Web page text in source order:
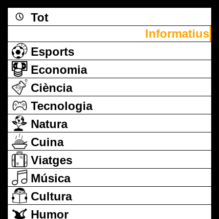
Tot
Informatius
Esports
Economia
Ciència
Tecnologia
Natura
Cuina
Viatges
Música
Cultura
Humor